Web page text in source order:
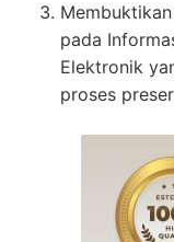
pada
Elektronik
proses